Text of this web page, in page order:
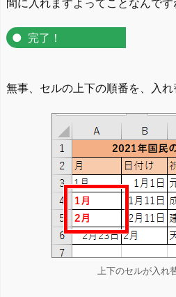
完了！
無事、セルの上下の順番を、入れ
上下のセルが入れ